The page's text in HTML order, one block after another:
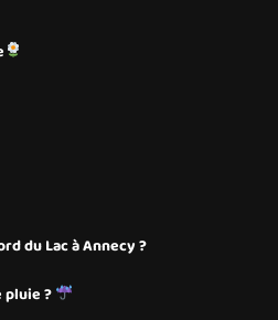
du Lac à Annecy ?
pluie ?